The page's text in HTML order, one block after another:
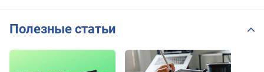
Полезные статьи